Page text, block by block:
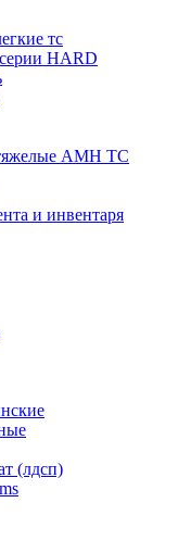
тс
HARD
AMH TC
и инвентаря
(лдсп)